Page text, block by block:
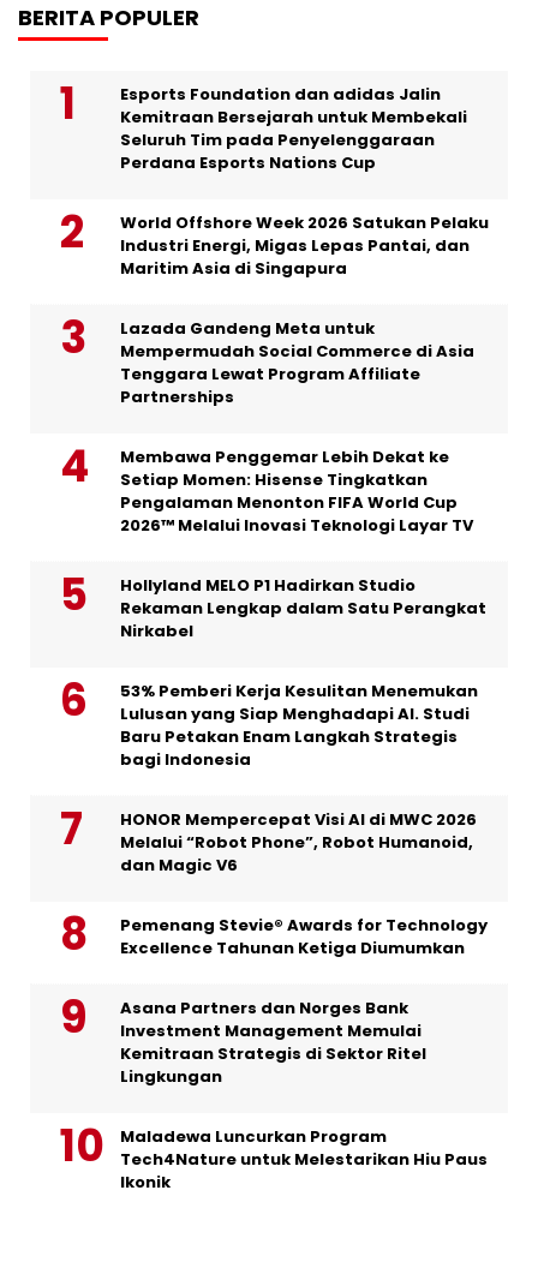
BERITA POPULER
Esports Foundation dan adidas Jalin
Kemitraan Bersejarah untuk Membekali
Seluruh Tim pada Penyelenggaraan
Perdana Esports Nations Cup
World Offshore Week 2026 Satukan Pelaku
Industri Energi, Migas Lepas Pantai, dan
Maritim Asia di Singapura
Lazada Gandeng Meta untuk
Mempermudah Social Commerce di Asia
Tenggara Lewat Program Affiliate
Partnerships
Membawa Penggemar Lebih Dekat ke
Setiap Momen: Hisense Tingkatkan
Pengalaman Menonton FIFA World Cup
2026™ Melalui Inovasi Teknologi Layar TV
Hollyland MELO P1 Hadirkan Studio
Rekaman Lengkap dalam Satu Perangkat
Nirkabel
53% Pemberi Kerja Kesulitan Menemukan
Lulusan yang Siap Menghadapi AI. Studi
Baru Petakan Enam Langkah Strategis
bagi Indonesia
HONOR Mempercepat Visi AI di MWC 2026
Melalui “Robot Phone”, Robot Humanoid,
dan Magic V6
Pemenang Stevie® Awards for Technology
Excellence Tahunan Ketiga Diumumkan
Asana Partners dan Norges Bank
Investment Management Memulai
Kemitraan Strategis di Sektor Ritel
Lingkungan
Maladewa Luncurkan Program
Tech4Nature untuk Melestarikan Hiu Paus
Ikonik